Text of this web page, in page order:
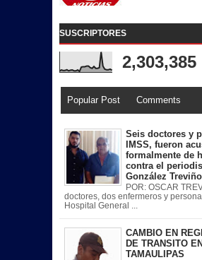
SUSCRIPTORES
2,303,385
Popular Post Comments
Seis doctores y
IMSS, fueron
formalmente de
contra el
González
POR: OSCAR
doctores, dos enfermeros y
Hospital General ...
CAMBIO EN
DE TRANSITO
TAMAULIPAS